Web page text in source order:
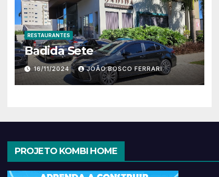
RESTAURANTES
Badida Sete
16/11/2024 JOÃO BOSCO FERRARI
PROJETO KOMBI HOME